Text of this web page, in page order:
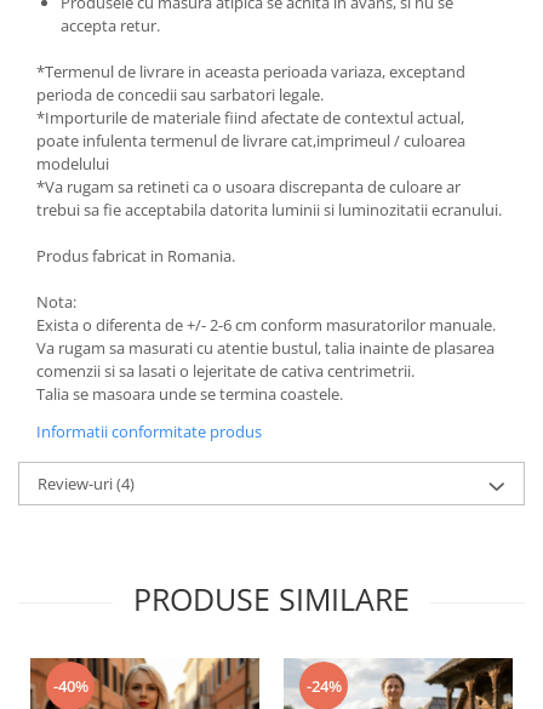
accepta retur.
*Termenul de livrare in aceasta perioada variaza, exceptand
perioda de concedii sau sarbatori legale.
*Importurile de materiale fiind afectate de contextul actual,
poate infulenta termenul de livrare cat,imprimeul / culoarea
modelului
*Va rugam sa retineti ca o usoara discrepanta de culoare ar
trebui sa fie acceptabila datorita luminii si luminozitatii ecranului.
Produs fabricat in Romania.
Nota:
Exista o diferenta de +/- 2-6 cm conform masuratorilor manuale.
Va rugam sa masurati cu atentie bustul, talia inainte de plasarea
comenzii si sa lasati o lejeritate de cativa centrimetrii.
Talia se masoara unde se termina coastele.
Informatii conformitate produs
Review-uri(4)
PRODUSE SIMILARE
-40% -24%